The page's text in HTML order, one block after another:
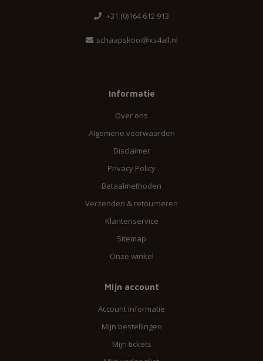
+31 (0)164 612 913
schaapskooi@xs4all.nl
Informatie
Over ons
Algemene voorwaarden
Disclaimer
Privacy Policy
Betaalmethoden
Verzenden & retourneren
Klantenservice
Sitemap
Onze winkel
Mijn account
Account informatie
Mijn bestellingen
Mijn tickets